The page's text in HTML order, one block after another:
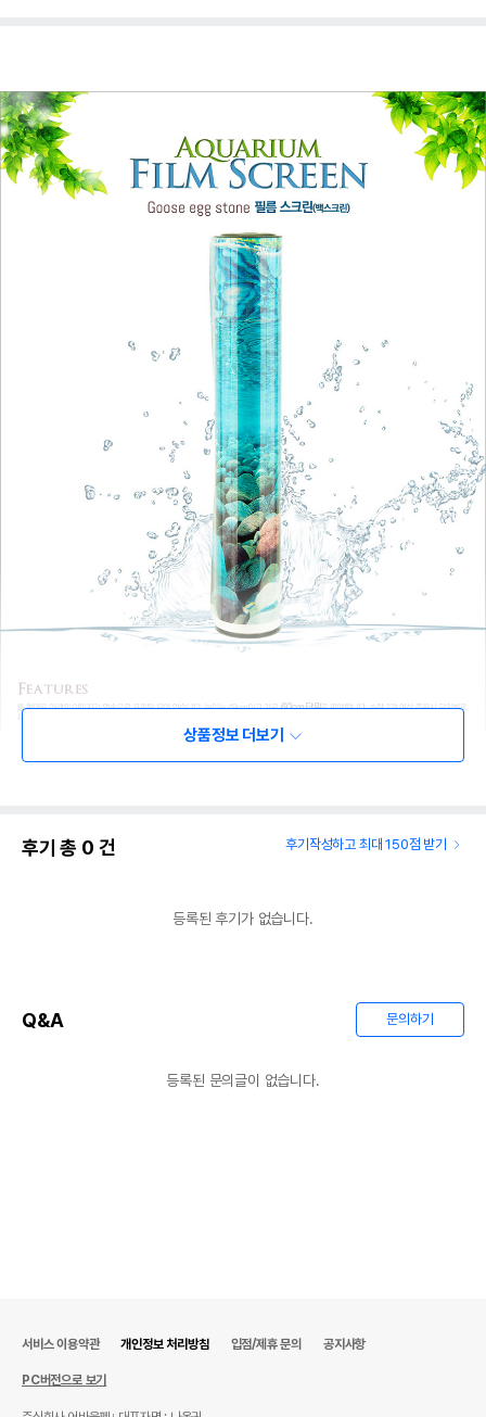
제조자,수입품의 경우
상품상세설명 참조
상품정보 더보기
후기 총 0 건 후기작성하고 최대 150점 받기
등록된 후기가 없습니다.
Q&A 문의하기
등록된 문의글이 없습니다.
서비스 이용약관 개인정보 처리방침 입점/제휴 문의 공지사항
PC버전으로 보기